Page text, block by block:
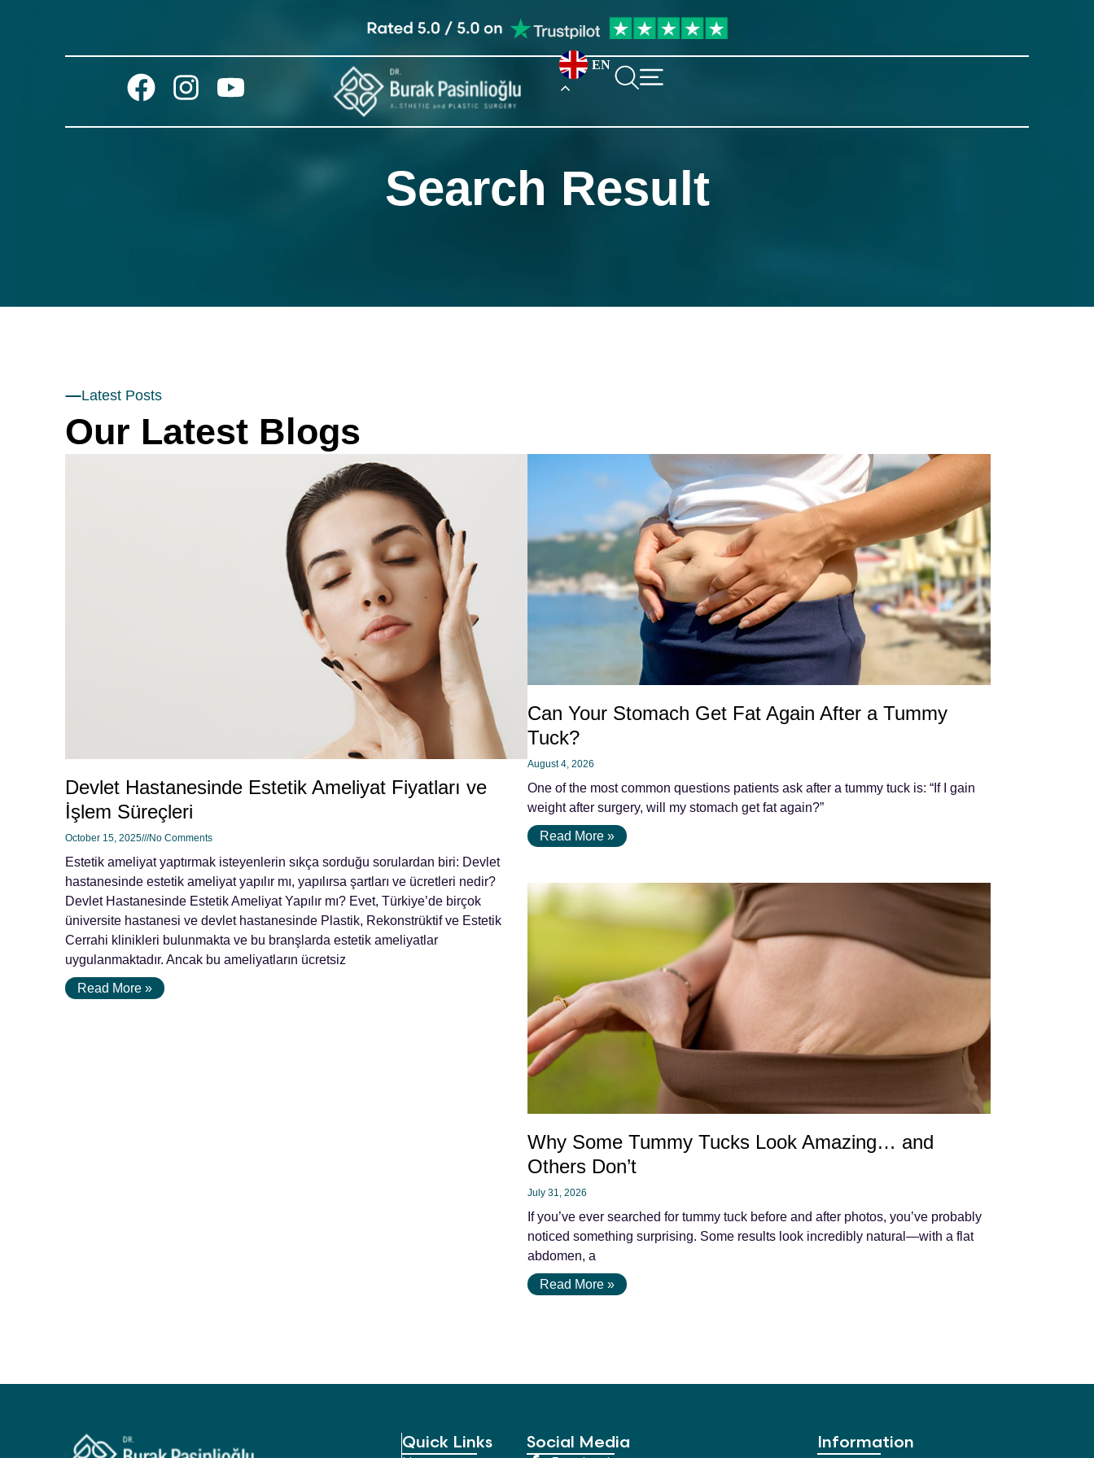
EN
Search Result
Latest Posts
Our Latest Blogs
Devlet Hastanesinde Estetik Ameliyat Fiyatları ve
İşlem Süreçleri
October 15, 2025 No Comments
Estetik ameliyat yaptırmak isteyenlerin sıkça sorduğu sorulardan biri: Devlet
hastanesinde estetik ameliyat yapılır mı, yapılırsa şartları ve ücretleri nedir?
Devlet Hastanesinde Estetik Ameliyat Yapılır mı? Evet, Türkiye’de birçok
üniversite hastanesi ve devlet hastanesinde Plastik, Rekonstrüktif ve Estetik
Cerrahi klinikleri bulunmakta ve bu branşlarda estetik ameliyatlar
uygulanmaktadır. Ancak bu ameliyatların ücretsiz
Read More »
Can Your Stomach Get Fat Again After a Tummy
Tuck?
August 4, 2026
One of the most common questions patients ask after a tummy tuck is: “If I gain
weight after surgery, will my stomach get fat again?”
Read More »
Why Some Tummy Tucks Look Amazing… and
Others Don’t
July 31, 2026
If you’ve ever searched for tummy tuck before and after photos, you’ve probably
noticed something surprising. Some results look incredibly natural—with a flat
abdomen, a
Read More »
Quick Links Social Media Information